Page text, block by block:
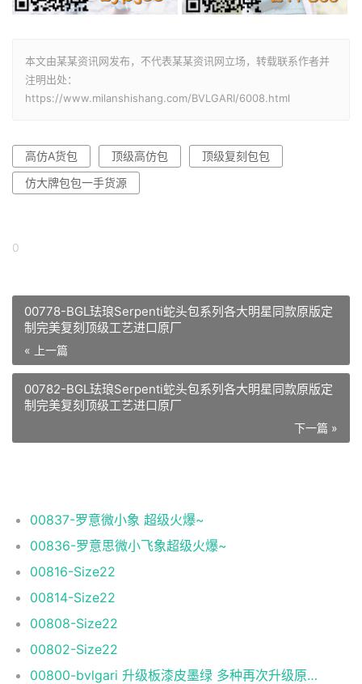
本文由某某资讯网发布，不代表某某资讯网立场，转载联系作者并
注明出处：
https://www.milanshishang.com/BVLGARI/6008.html
高仿A货包 顶级高仿包
顶级复刻包包
仿大牌包包一手货源
0
00778-BGL珐琅Serpenti蛇头包系列各大明星同款原版定
制完美复刻顶级工艺进口原厂
« 上一篇
00782-BGL珐琅Serpenti蛇头包系列各大明星同款原版定
制完美复刻顶级工艺进口原厂
下一篇 »
00837-罗意微小象 超级火爆~
00836-罗意思微小飞象超级火爆~
00816-Size22
00814-Size22
00808-Size22
00802-Size22
00800-bvlgari 升级板漆皮墨绿 多种再次升级原单顶